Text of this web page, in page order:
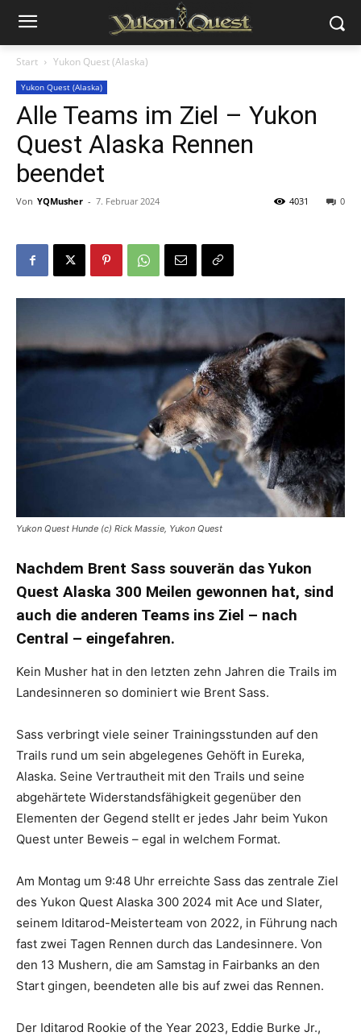
Start Yukon Quest (Alaska)
Yukon Quest (Alaska)
Alle Teams im Ziel – Yukon
Quest Alaska Rennen
beendet
Von YQMusher - 7. Februar 2024 0
4031
Yukon Quest Hunde (c) Rick Massie, Yukon Quest
Nachdem Brent Sass souverän das Yukon
Quest Alaska 300 Meilen gewonnen hat, sind
auch die anderen Teams ins Ziel – nach
Central – eingefahren.
Kein Musher hat in den letzten zehn Jahren die Trails im
Landesinneren so dominiert wie Brent Sass.
Sass verbringt viele seiner Trainingsstunden auf den
Trails rund um sein abgelegenes Gehöft in Eureka,
Alaska. Seine Vertrautheit mit den Trails und seine
abgehärtete Widerstandsfähigkeit gegenüber den
Elementen der Gegend stellt er jedes Jahr beim Yukon
Quest unter Beweis – egal in welchem Format.
Am Montag um 9:48 Uhr erreichte Sass das zentrale Ziel
des Yukon Quest Alaska 300 2024 mit Ace und Slater,
seinem Iditarod-Meisterteam von 2022, in Führung nach
fast zwei Tagen Rennen durch das Landesinnere. Von
den 13 Mushern, die am Samstag in Fairbanks an den
Start gingen, beendeten alle bis auf zwei das Rennen.
Der Iditarod Rookie of the Year 2023, Eddie Burke Jr.,